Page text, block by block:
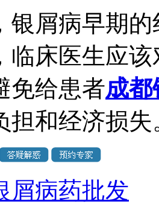
银屑病早期
临床医生应
免给患者成
担和经济损失
屑病药批发